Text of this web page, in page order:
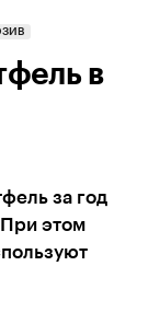
в
за год
При этом